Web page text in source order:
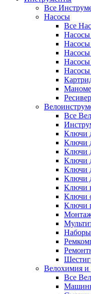
Все
Насосы
Все
Насосы
Насосы
Насосы
Все
Ключи
Ключи
Ключи
Ключи
Ключи
Ключи
Ключи
Ключи
Ключи
Наборы
Велохимия и
Все